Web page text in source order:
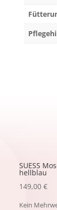
SUESS
hellblau
149,00€
Kein